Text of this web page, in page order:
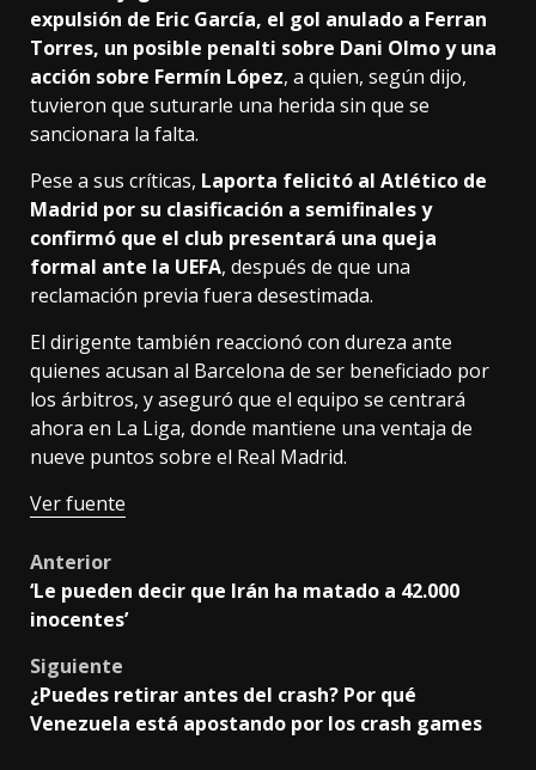
expulsión de Eric García, el gol anulado a Ferran
Torres, un posible penalti sobre Dani Olmo y una
acción sobre Fermín López, a quien, según dijo,
tuvieron que suturarle una herida sin que se
sancionara la falta.
Pese a sus críticas, Laporta felicitó al Atlético de
Madrid por su clasificación a semifinales y
confirmó que el club presentará una queja
formal ante la UEFA, después de que una
reclamación previa fuera desestimada.
El dirigente también reaccionó con dureza ante
quienes acusan al Barcelona de ser beneficiado por
los árbitros, y aseguró que el equipo se centrará
ahora en La Liga, donde mantiene una ventaja de
nueve puntos sobre el Real Madrid.
Ver fuente
Post
navigation
Anterior
‘Le pueden decir que Irán ha matado a 42.000
inocentes’
Siguiente
¿Puedes retirar antes del crash? Por qué
Venezuela está apostando por los crash games